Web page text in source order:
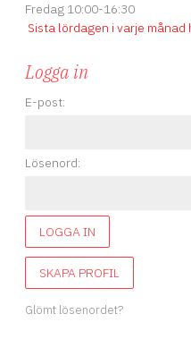
Fredag 10:00-16:30
Sista lördagen i varje
Logga in
E-post:
Lösenord:
LOGGA IN
SKAPA PROFIL
Glömt lösenordet?